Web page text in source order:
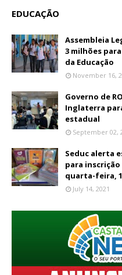
EDUCAÇÃO
Assembleia
3 milhões
da Educação
November 16,
Governo de
Inglaterra
estadual
September 02,
Seduc alerta
para
quarta-feira,
July 14, 2021